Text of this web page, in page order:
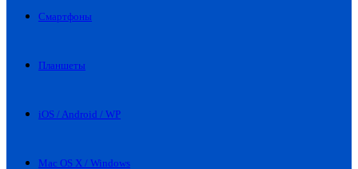
Смартфоны
Планшеты
iOS / Android / WP
Mac OS X / Windows